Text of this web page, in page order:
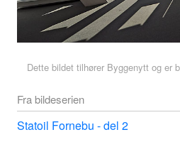
Dette bildet tilhører Byggenytt og er
Fra bildeserien
Statoil Fornebu - del 2